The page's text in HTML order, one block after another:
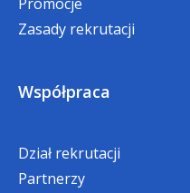
Zasady rekrutacji
Współpraca
Dział rekrutacji
Partnerzy